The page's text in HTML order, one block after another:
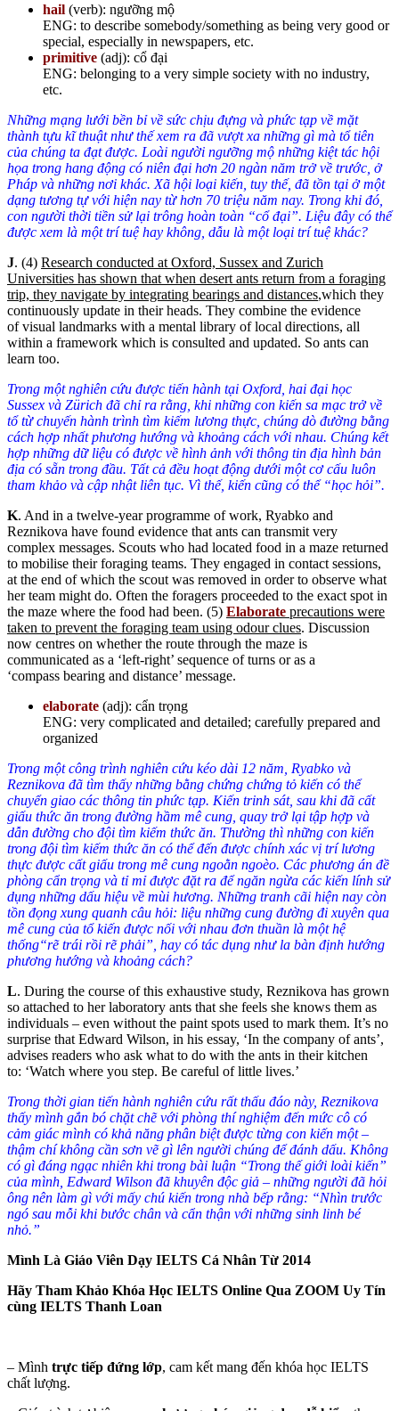
hail (verb): ngưỡng mộ
ENG: to describe somebody/something as being very good or
special, especially in newspapers, etc.
primitive (adj): cổ đại
ENG: belonging to a very simple society with no industry,
etc.
Những mạng lưới bền bỉ về sức chịu đựng và phức tạp về mặt
thành tựu kĩ thuật như thế xem ra đã vượt xa những gì mà tổ tiên
của chúng ta đạt được. Loài người ngưỡng mộ những kiệt tác hội
họa trong hang động có niên đại hơn 20 ngàn năm trở về trước, ở
Pháp và những nơi khác. Xã hội loại kiến, tuy thế, đã tồn tại ở một
dạng tương tự với hiện nay từ hơn 70 triệu năm nay. Trong khi đó,
con người thời tiền sử lại trông hoàn toàn “cổ đại”. Liệu đây có thể
được xem là một trí tuệ hay không, dẫu là một loại trí tuệ khác?
J. (4) Research conducted at Oxford, Sussex and Zurich
Universities has shown that when desert ants return from a foraging
trip, they navigate by integrating bearings and distances,which they
continuously update in their heads. They combine the evidence
of visual landmarks with a mental library of local directions, all
within a framework which is consulted and updated. So ants can
learn too.
Trong một nghiên cứu được tiến hành tại Oxford, hai đại học
Sussex và Zürich đã chỉ ra rằng, khi những con kiến sa mạc trở về
tổ từ chuyến hành trình tìm kiếm lương thực, chúng dò đường bằng
cách hợp nhất phương hướng và khoảng cách với nhau. Chúng kết
hợp những dữ liệu có được về hình ảnh với thông tin địa hình bản
địa có sẵn trong đầu. Tất cả đều hoạt động dưới một cơ cấu luôn
tham khảo và cập nhật liên tục. Vì thế, kiến cũng có thể “học hỏi”.
K. And in a twelve-year programme of work, Ryabko and
Reznikova have found evidence that ants can transmit very
complex messages. Scouts who had located food in a maze returned
to mobilise their foraging teams. They engaged in contact sessions,
at the end of which the scout was removed in order to observe what
her team might do. Often the foragers proceeded to the exact spot in
the maze where the food had been. (5) Elaborate precautions were
taken to prevent the foraging team using odour clues. Discussion
now centres on whether the route through the maze is
communicated as a ‘left-right’ sequence of turns or as a
‘compass bearing and distance’ message.
elaborate (adj): cẩn trọng
ENG: very complicated and detailed; carefully prepared and
organized
Trong một công trình nghiên cứu kéo dài 12 năm, Ryabko và
Reznikova đã tìm thấy những bằng chứng chứng tỏ kiến có thể
chuyển giao các thông tin phức tạp. Kiến trinh sát, sau khi đã cất
giấu thức ăn trong đường hầm mê cung, quay trở lại tập hợp và
dẫn đường cho đội tìm kiếm thức ăn. Thường thì những con kiến
trong đội tìm kiếm thức ăn có thể đến được chính xác vị trí lương
thực được cất giấu trong mê cung ngoằn ngoèo. Các phương án đề
phòng cẩn trọng và tỉ mỉ được đặt ra để ngăn ngừa các kiến lính sử
dụng những dấu hiệu về mùi hương. Những tranh cãi hiện nay còn
tồn đọng xung quanh câu hỏi: liệu những cung đường đi xuyên qua
mê cung của tổ kiến được nối với nhau đơn thuần là một hệ
thống“rẽ trái rồi rẽ phải”, hay có tác dụng như la bàn định hướng
phương hướng và khoảng cách?
L. During the course of this exhaustive study, Reznikova has grown
so attached to her laboratory ants that she feels she knows them as
individuals – even without the paint spots used to mark them. It’s no
surprise that Edward Wilson, in his essay, ‘In the company of ants’,
advises readers who ask what to do with the ants in their kitchen
to: ‘Watch where you step. Be careful of little lives.’
Trong thời gian tiến hành nghiên cứu rất thấu đáo này, Reznikova
thấy mình gắn bó chặt chẽ với phòng thí nghiệm đến mức cô có
cảm giác mình có khả năng phân biệt được từng con kiến một –
thậm chí không cần sơn vẽ gì lên người chúng để đánh dấu. Không
có gì đáng ngạc nhiên khi trong bài luận “Trong thế giới loài kiến”
của mình, Edward Wilson đã khuyên độc giả – những người đã hỏi
ông nên làm gì với mấy chú kiến trong nhà bếp rằng: “Nhìn trước
ngó sau mỗi khi bước chân và cẩn thận với những sinh linh bé
nhỏ.”
Mình Là Giáo Viên Dạy IELTS Cá Nhân Từ 2014
Hãy Tham Khảo Khóa Học IELTS Online Qua ZOOM Uy Tín
cùng IELTS Thanh Loan
– Mình trực tiếp đứng lớp, cam kết mang đến khóa học IELTS
chất lượng.